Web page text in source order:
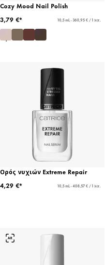
Cozy Mood Nail Polish
3,79 €*
10,5 mL - 360,95 € / 1 λίτ.
Ορός νυχιών Extreme Repair
4,29 €*
10,5 mL - 408,57 € / 1 λίτ.